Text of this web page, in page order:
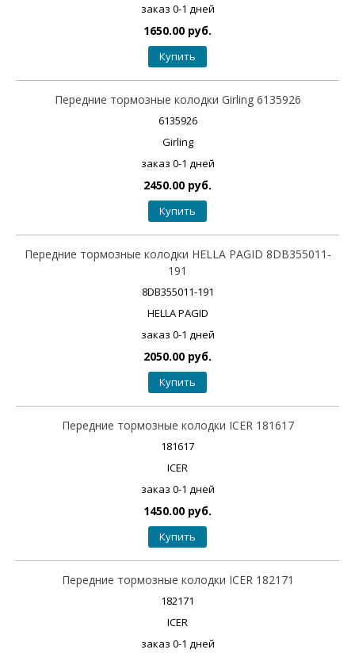
заказ 0-1 дней
1650.00 руб.
Купить
Передние тормозные колодки Girling 6135926
6135926
Girling
заказ 0-1 дней
2450.00 руб.
Купить
Передние тормозные колодки HELLA PAGID 8DB355011-
191
8DB355011-191
HELLA PAGID
заказ 0-1 дней
2050.00 руб.
Купить
Передние тормозные колодки ICER 181617
181617
ICER
заказ 0-1 дней
1450.00 руб.
Купить
Передние тормозные колодки ICER 182171
182171
ICER
заказ 0-1 дней